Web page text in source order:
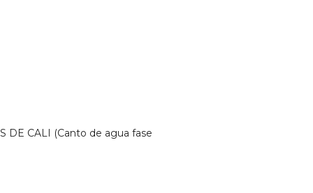
DE CALI (Canto de agua fase